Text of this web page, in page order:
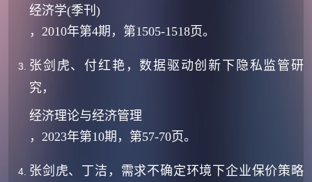
经济学(季刊)
，2010年第4期，第1505-1518页。
张剑虎、付红艳，数据驱动创新下隐私监管研
究，
经济理论与经济管理
，2023年第10期，第57-70页。
张剑虎、丁洁，需求不确定环境下企业保价策略